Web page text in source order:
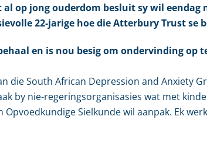
op jong ouderdom besluit sy wil
22-jarige hoe die Atterbury Trust se
en is nou besig om ondervinding
die South African Depression and Anxiety
by nie-regeringsorganisasies wat met
Sielkunde wil aanpak. Ek